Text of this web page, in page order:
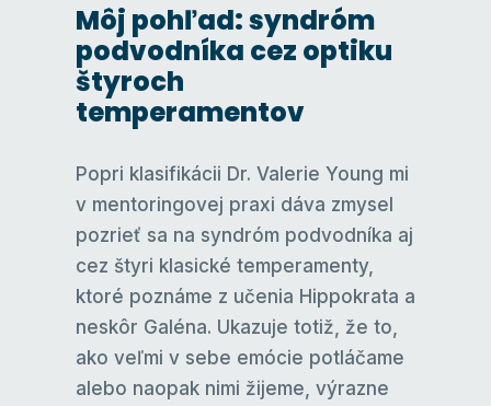
Môj pohľad: syndróm
podvodníka cez optiku
štyroch
temperamentov
Popri klasifikácii Dr. Valerie Young mi
v mentoringovej praxi dáva zmysel
pozrieť sa na syndróm podvodníka aj
cez štyri klasické temperamenty,
ktoré poznáme z učenia Hippokrata a
neskôr Galéna. Ukazuje totiž, že to,
ako veľmi v sebe emócie potláčame
alebo naopak nimi žijeme, výrazne